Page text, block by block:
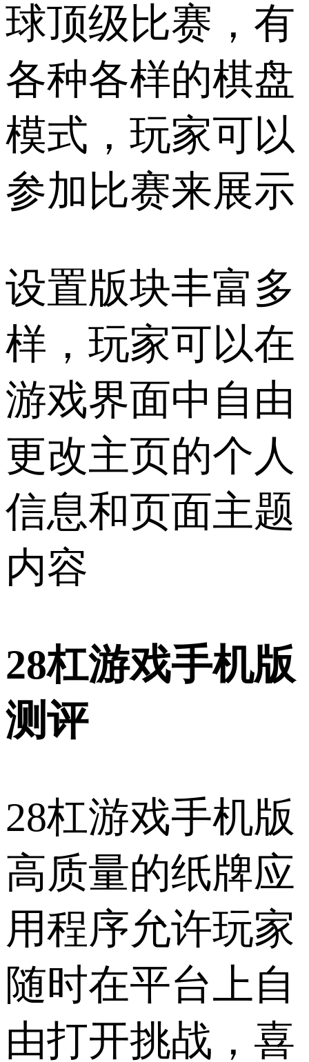
球顶级比赛，有
各种各样的棋盘
模式，玩家可以
参加比赛来展示
设置版块丰富多
样，玩家可以在
游戏界面中自由
更改主页的个人
信息和页面主题
内容
28杠游戏手机版
测评
28杠游戏手机版
高质量的纸牌应
用程序允许玩家
随时在平台上自
由打开挑战，喜